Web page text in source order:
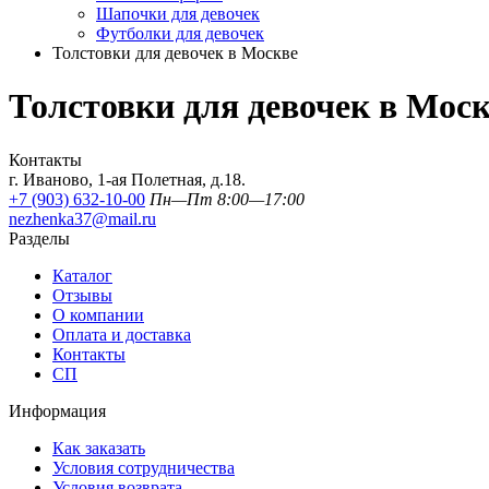
Шапочки для девочек
Футболки для девочек
Толстовки для девочек в Москве
Толстовки для девочек в
Контакты
г. Иваново, 1-ая Полетная, д.18.
+7 (903) 632-10-00 Пн—Пт 8:00—17:00
nezhenka37@mail.ru
Разделы
Каталог
Отзывы
О компании
Оплата и доставка
Контакты
СП
Информация
Как заказать
Условия сотрудничества